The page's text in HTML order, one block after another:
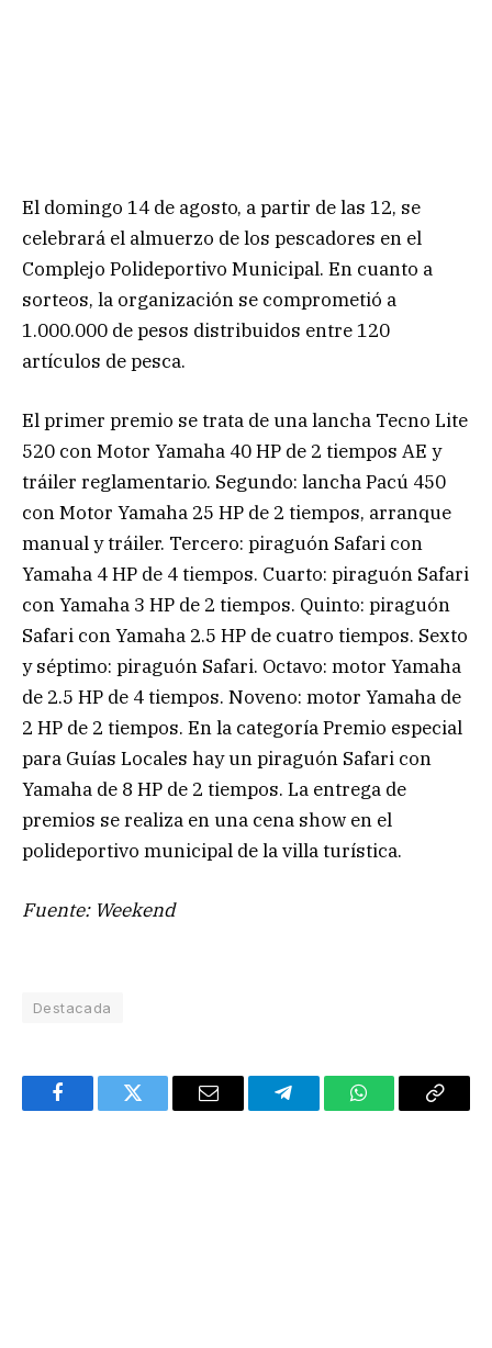
El domingo 14 de agosto, a partir de las 12, se
celebrará el almuerzo de los pescadores en el
Complejo Polideportivo Municipal. En cuanto a
sorteos, la organización se comprometió a
1.000.000 de pesos distribuidos entre 120
artículos de pesca.
El primer premio se trata de unalancha Tecno Lite
520 con Motor Yamaha 40 HP de 2 tiempos AE y
tráiler reglamentario. Segundo: lancha Pacú 450
con Motor Yamaha 25 HP de 2 tiempos, arranque
manual y tráiler. Tercero: piraguón Safari con
Yamaha 4 HP de 4 tiempos. Cuarto: piraguón Safari
con Yamaha 3 HP de 2 tiempos. Quinto: piraguón
Safari con Yamaha 2.5 HP de cuatro tiempos. Sexto
y séptimo: piraguón Safari. Octavo: motor Yamaha
de 2.5 HP de 4 tiempos. Noveno: motor Yamaha de
2 HP de 2 tiempos. En la categoría Premio especial
para Guías Locales hay un piraguón Safari con
Yamaha de 8 HP de 2 tiempos. La entrega de
premios se realiza en una cena show en el
polideportivo municipal de la villa turística.
Fuente: Weekend
Destacada
FacebookTwitter Email TelegramWhatsAppCopy